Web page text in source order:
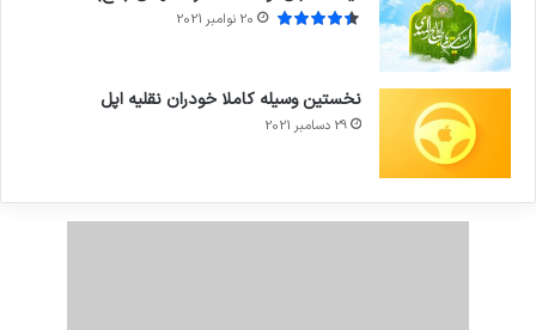
20 نوامبر 2021
نخستین وسیله کاملا خودران نقلیه اپل
29 دسامبر 2021